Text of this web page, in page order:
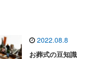
2022.08.8
お葬式の豆知識